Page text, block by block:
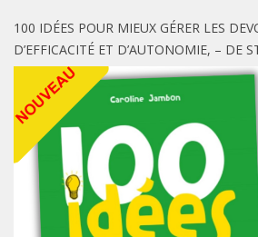
100 IDÉES POUR MIEUX GÉRER LES
D’EFFICACITÉ ET D’AUTONOMIE, – DE